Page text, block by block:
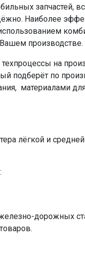
запчастей,
Наиболее
производстве.
на
подберёт по
материалами
лёгкой и
дорожных